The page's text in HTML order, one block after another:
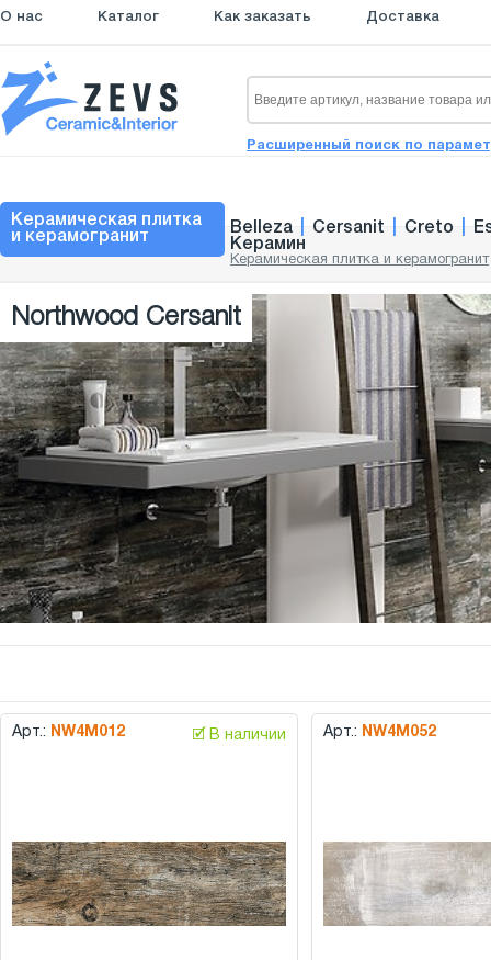
О нас Каталог Как заказать Доставка
Расширенный поиск по
Керамическая плитка
и керамогранит
Belleza Cersanit Creto
Керамин
Керамическая плитка и керамогранит
Northwood Cersanit
Арт.: NW4M012 🗹 В наличии Арт.: NW4M052